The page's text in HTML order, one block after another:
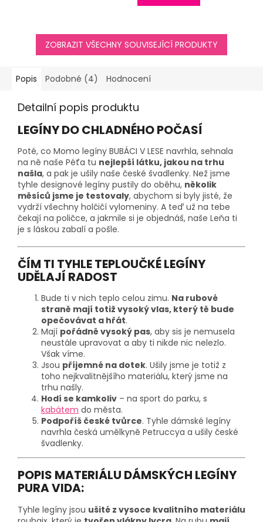
ZOBRAZIT VŠECHNY SOUVISEJÍCÍ PRODUKTY
Popis Podobné (4) Hodnocení
Detailní popis produktu
LEGÍNY DO CHLADNÉHO POČASÍ
Poté, co Momo legíny BUBÁCI V LESE navrhla, sehnala
na ně naše Péťa tu nejlepší látku, jakou na trhu
našla, a pak je ušily naše české švadlenky. Než jsme
tyhle designové legíny pustily do oběhu, několik
měsíců jsme je testovaly, abychom si byly jisté, že
vydrží všechny holčičí vylomeniny. A teď už na tebe
čekají na poličce, a jakmile si je objednáš, naše Leňa ti
je s láskou zabalí a pošle.
ČÍM TI TYHLE TEPLOUČKÉ LEGÍNY
UDĚLAJÍ RADOST
Bude ti v nich teplo celou zimu. Na rubové
straně mají totiž vysoký vlas, který tě bude
opečovávat a hřát.
Mají pořádně vysoký pas, aby sis je nemusela
neustále upravovat a aby ti nikde nic nelezlo.
Však víme.
Jsou příjemné na dotek. Ušily jsme je totiž z
toho nejkvalitnějšího materiálu, který jsme na
trhu našly.
Hodí se kamkoliv – na sport do parku, s
kabátem do města.
Podpoříš české tvůrce. Tyhle dámské legíny
navrhla česká umělkyně Petruccya a ušily české
švadlenky.
POPIS MATERIÁLU DÁMSKÝCH LEGÍNY
PURA VIDA:
Tyhle legíny jsou ušité z vysoce kvalitního materiálu